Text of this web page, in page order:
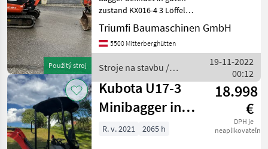
Použitý stroj
zustand KX016-4 3 Löffel
Stroje na stavbu mini bager
Triumfi Baumaschinen GmbH
5500 Mitterberghütten
Stroje na stavbu /
Kubota
19-11-2022
00:12
Kubota U17-3
Minibagger inkl.
Löffelpaket
18.998
€
DPH je
neaplikovateľné
R. v. 2021 2065 h